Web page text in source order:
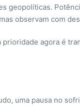
geopolíticas.
observam com
prioridade agora é
uma pausa no